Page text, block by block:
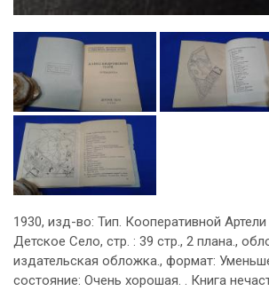
1930, изд-во: Тип. Кооперативной
Детское Село, стр. : 39 стр., 2 плана.,
издательская обложка., формат:
состояние: Очень хорошая. . Книга